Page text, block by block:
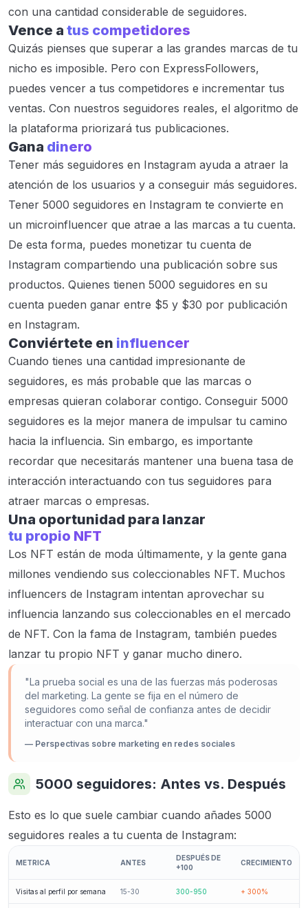
con una cantidad considerable de seguidores.
Vence a tus competidores
Quizás pienses que superar a las grandes marcas de tu
nicho es imposible. Pero con ExpressFollowers,
puedes vencer a tus competidores e incrementar tus
ventas. Con nuestros seguidores reales, el algoritmo de
la plataforma priorizará tus publicaciones.
Gana dinero
Tener más seguidores en Instagram ayuda a atraer la
atención de los usuarios y a conseguir más seguidores.
Tener 5000 seguidores en Instagram te convierte en
un microinfluencer que atrae a las marcas a tu cuenta.
De esta forma, puedes monetizar tu cuenta de
Instagram compartiendo una publicación sobre sus
productos. Quienes tienen 5000 seguidores en su
cuenta pueden ganar entre $5 y $30 por publicación
en Instagram.
Conviértete en influencer
Cuando tienes una cantidad impresionante de
seguidores, es más probable que las marcas o
empresas quieran colaborar contigo. Conseguir 5000
seguidores es la mejor manera de impulsar tu camino
hacia la influencia. Sin embargo, es importante
recordar que necesitarás mantener una buena tasa de
interacción interactuando con tus seguidores para
atraer marcas o empresas.
Una oportunidad para lanzar
tu propio NFT
Los NFT están de moda últimamente, y la gente gana
millones vendiendo sus coleccionables NFT. Muchos
influencers de Instagram intentan aprovechar su
influencia lanzando sus coleccionables en el mercado
de NFT. Con la fama de Instagram, también puedes
lanzar tu propio NFT y ganar mucho dinero.
"La prueba social es una de las fuerzas más poderosas
del marketing. La gente se fija en el número de
seguidores como señal de confianza antes de decidir
interactuar con una marca."
— Perspectivas sobre marketing en redes sociales
5000 seguidores: Antes vs. Después
Esto es lo que suele cambiar cuando añades 5000
seguidores reales a tu cuenta de Instagram:
METRICA ANTES
DESPUÉS DE
+100
CRECIMIENTO
Visitas al perfil por semana 15-30 300-950 + 300%